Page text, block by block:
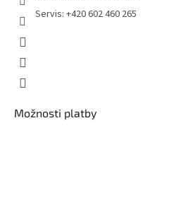
Servis: +420 602 460 265
Možnosti platby